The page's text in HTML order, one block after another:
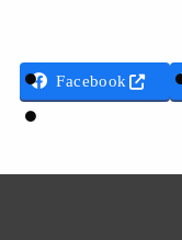
Facebook